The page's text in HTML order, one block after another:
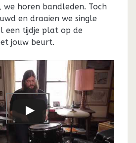
we horen bandleden. Toch
en draaien we single
een tijdje plat op de
jouw beurt.